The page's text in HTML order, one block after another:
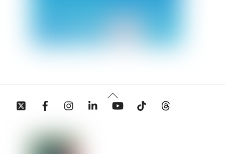
Back
To
Twitter Facebook InstagramLinkedin YouTube Tiktok